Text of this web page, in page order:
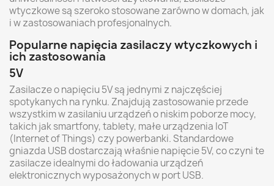
wtyczkowe są szeroko stosowane zarówno w domach, jak
i w zastosowaniach profesjonalnych.
Popularne napięcia zasilaczy wtyczkowych i
ich zastosowania
5V
Zasilacze o napięciu 5V są jednymi z najczęściej
spotykanych na rynku. Znajdują zastosowanie przede
wszystkim w zasilaniu urządzeń o niskim poborze mocy,
takich jak smartfony, tablety, małe urządzenia IoT
(Internet of Things) czy powerbanki. Standardowe
gniazda USB dostarczają właśnie napięcie 5V, co czyni te
zasilacze idealnymi do ładowania urządzeń
elektronicznych wyposażonych w port USB.